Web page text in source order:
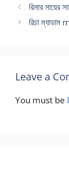
রিমার
রিচা
Leave a
You must be